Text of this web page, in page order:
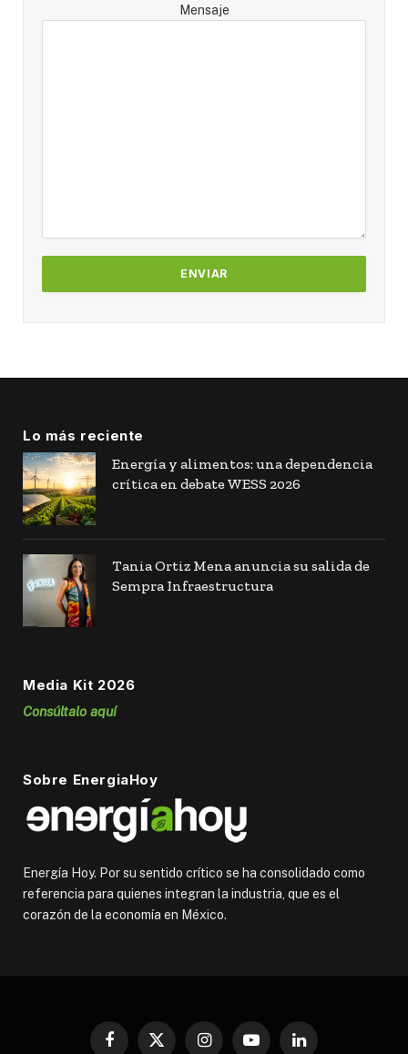
Mensaje
Lo más reciente
Energía y alimentos: una dependencia
crítica en debate WESS 2026
Tania Ortiz Mena anuncia su salida de
Sempra Infraestructura
Media Kit 2026
Consúltalo aquí
Sobre EnergiaHoy
Energía Hoy. Por su sentido crítico se ha consolidado como
referencia para quienes integran la industria, que es el
corazón de la economía en México.
Facebook
X InstagramYouTubeLinkedIn